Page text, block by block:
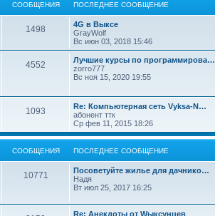
СООБЩЕНИЯ ПОСЛЕДНЕЕ СООБЩЕНИЕ
1498
4G в Выксе
GrayWolf
Вс июн 03, 2018 15:46
4552
Лучшие курсы по программирова…
zorro777
Вс ноя 15, 2020 19:55
1093
Re: Компьютерная сеть Vyksa-N…
абонент ттк
Ср фев 11, 2015 18:26
СООБЩЕНИЯ ПОСЛЕДНЕЕ СООБЩЕНИЕ
10771
Посоветуйте жилье для дачнико…
Надя
Вт июл 25, 2017 16:25
Re: Анекдоты от Wыксунцев